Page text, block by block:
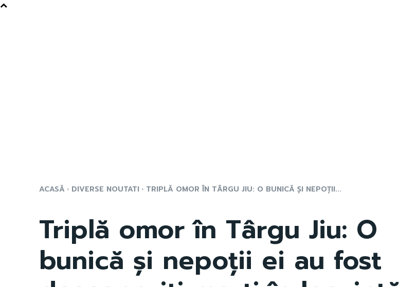
ACASĂ DIVERSE NOUTATI TRIPLĂ OMOR ÎN TÂRGU JIU: O BUNICĂ ȘI NEPOȚII...
Triplă omor în Târgu Jiu: O
bunică și nepoții ei au fost